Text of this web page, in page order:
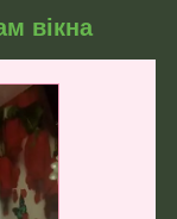
вікна